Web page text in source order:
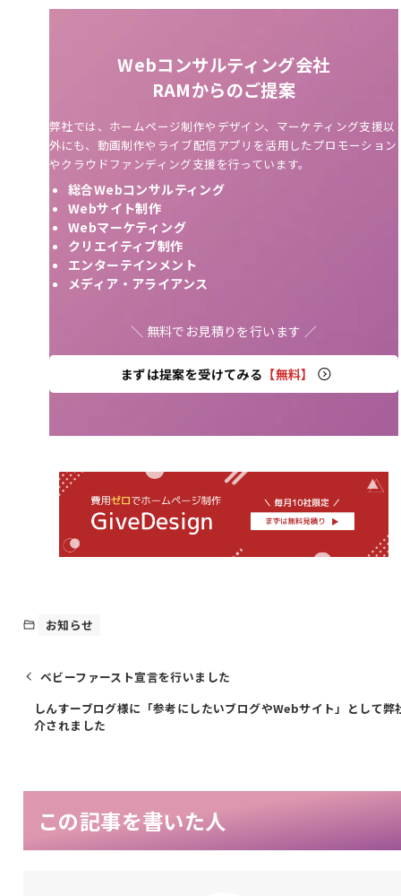
Webコンサルティング会社
RAMからのご提案
弊社では、ホームページ制作やデザイン、マーケティング支援以
外にも、動画制作やライブ配信アプリを活用したプロモーション
やクラウドファンディング支援を行っています。
総合Webコンサルティング
Webサイト制作
Webマーケティング
クリエイティブ制作
エンターテインメント
メディア・アライアンス
＼ 無料でお見積りを行います ／
まずは提案を受けてみる 【無料】
お知らせ
ベビーファースト宣言を行いました
しんすーブログ様に「参考にしたいブログやWebサイト」として弊
介されました
この記事を書いた人